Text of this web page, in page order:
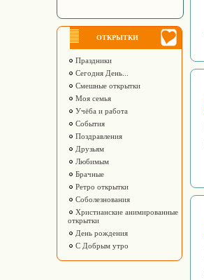
ОТКРЫТКИ
Праздники
Сегодня День...
Смешные открытки
Моя семья
Учёба и работа
События
Поздравления
Друзьям
Любимым
Брачные
Ретро открытки
Соболезнования
Христианские анимированные
открытки
День рождения
С Добрым утро